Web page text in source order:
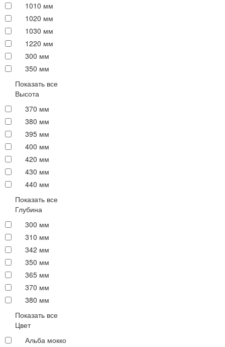
1010 мм
1020 мм
1030 мм
1220 мм
300 мм
350 мм
Показать все
Высота
370 мм
380 мм
395 мм
400 мм
420 мм
430 мм
440 мм
Показать все
Глубина
300 мм
310 мм
342 мм
350 мм
365 мм
370 мм
380 мм
Показать все
Цвет
Альба мокко